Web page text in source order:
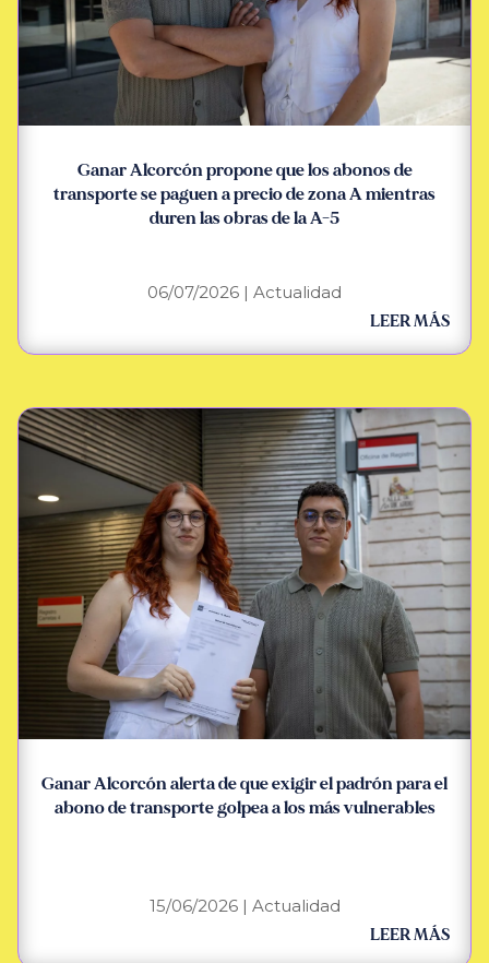
Ganar Alcorcón propone que los abonos de
transporte se paguen a precio de zona A mientras
duren las obras de la A-5
06/07/2026 | Actualidad
LEER MÁS
Ganar Alcorcón alerta de que exigir el padrón para el
abono de transporte golpea a los más vulnerables
15/06/2026| Actualidad
LEER MÁS